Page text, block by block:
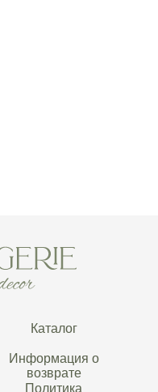
Каталог
Информация о
возврате
Политика